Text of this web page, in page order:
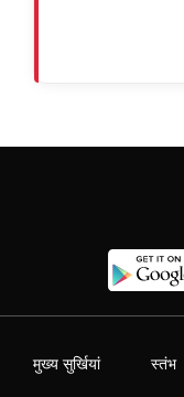
मुख्य सुर्खियां स्तंभ